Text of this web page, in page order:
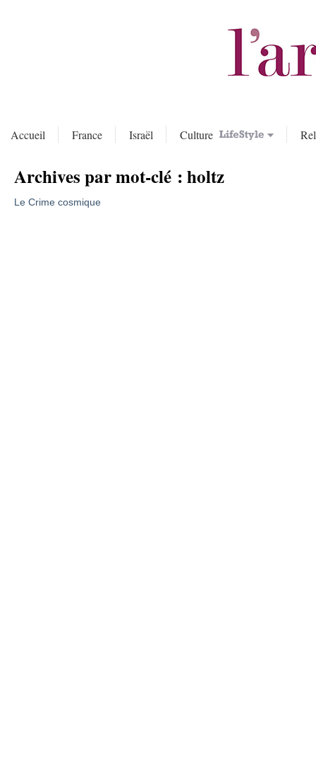
Accueil France Israël Culture
Archives par mot-clé :holtz
Le Crime cosmique